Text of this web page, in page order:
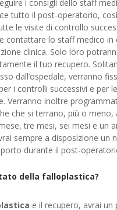
i consigli dello staff
tutto il post-operatorio,
le visite di controllo
e contattare lo staff medico in
clinica. Solo loro
il tuo recupero.
dall’ospedale, verranno
i controlli successivi e per
Verranno inoltre
che si terrano, più o meno,
tre mesi, sei mesi e un
sempre a disposizione un
durante il post-
della falloplastica?
e il recupero, avrai un